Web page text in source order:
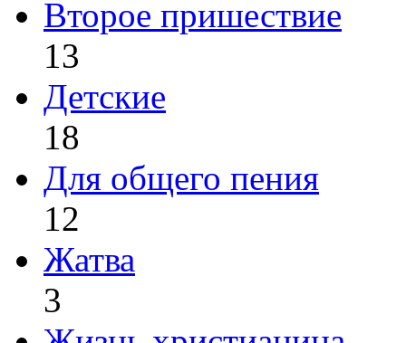
Второе пришествие
13
Детские
18
Для общего пения
12
Жатва
3